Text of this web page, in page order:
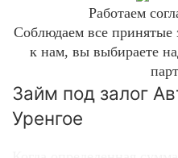
Работаем
Соблюдаем все
к нам, вы выбираете
Займ под залог
Уренгое